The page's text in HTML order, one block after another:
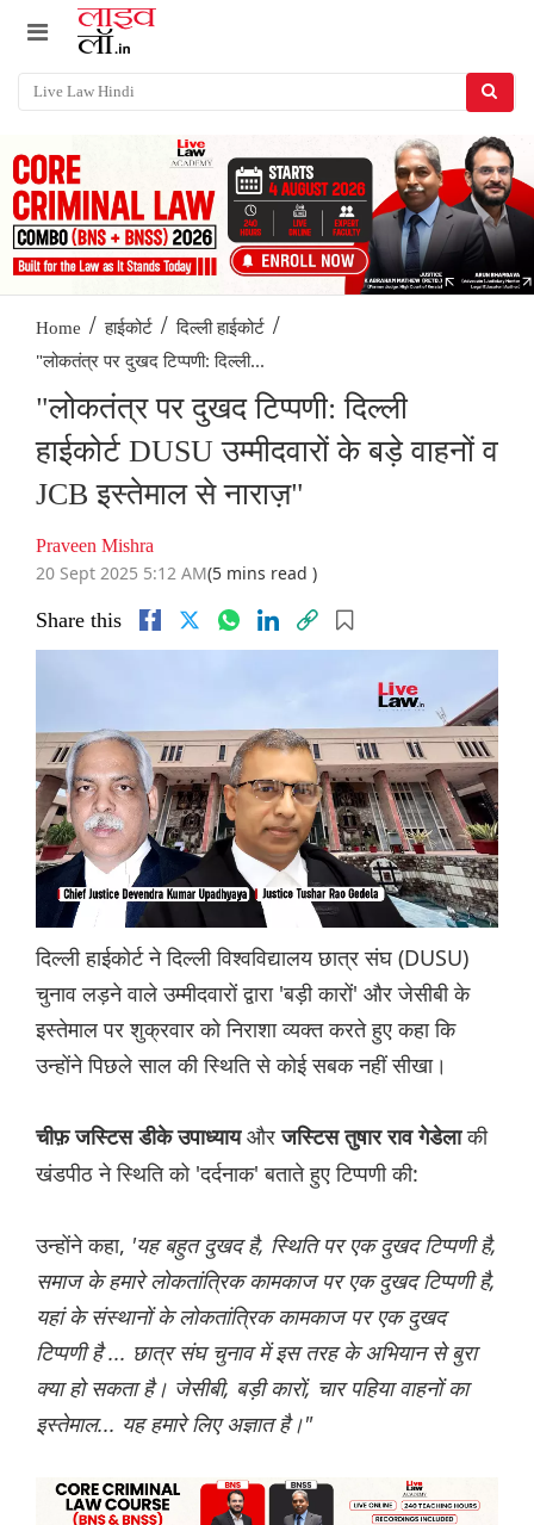
Home / हाईकोर्ट / दिल्ली हाईकोर्ट /
"लोकतंत्र पर दुखद टिप्पणी: दिल्ली...
"लोकतंत्र पर दुखद टिप्पणी: दिल्ली
हाईकोर्ट DUSU उम्मीदवारों के बड़े वाहनों व
JCB इस्तेमाल से नाराज़"
Praveen Mishra
20 Sept 2025 5:12 AM(5 mins read )
Share this
दिल्ली हाईकोर्ट ने दिल्ली विश्वविद्यालय छात्र संघ (DUSU)
चुनाव लड़ने वाले उम्मीदवारों द्वारा 'बड़ी कारों' और जेसीबी के
इस्तेमाल पर शुक्रवार को निराशा व्यक्त करते हुए कहा कि
उन्होंने पिछले साल की स्थिति से कोई सबक नहीं सीखा।
चीफ़ जस्टिस डीके उपाध्यायऔरजस्टिस तुषार राव गेडेलाकी
खंडपीठ ने स्थिति को 'दर्दनाक' बताते हुए टिप्पणी की:
उन्होंने कहा, 'यह बहुत दुखद है, स्थिति पर एक दुखद टिप्पणी है,
समाज के हमारे लोकतांत्रिक कामकाज पर एक दुखद टिप्पणी है,
यहां के संस्थानों के लोकतांत्रिक कामकाज पर एक दुखद
टिप्पणी है ... छात्र संघ चुनाव में इस तरह के अभियान से बुरा
क्या हो सकता है। जेसीबी, बड़ी कारों, चार पहिया वाहनों का
इस्तेमाल... यह हमारे लिए अज्ञात है।"